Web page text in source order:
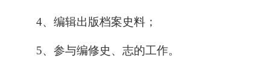
4、 编辑出版档案史料；
5、 参与编修史、志的工作。